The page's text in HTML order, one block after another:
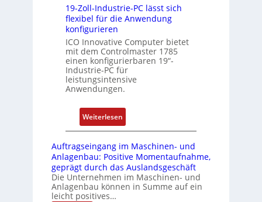
t
i
R
e
i
f
e
g
r
a
d
M
L
i
c
s
e
l
e
m
e
n
t
e
m
i
t
S
19-Zoll-Industrie-PC lässt sich
flexibel für die Anwendung
konfigurieren
ICO Innovative Computer bietet
mit dem Controlmaster 1785
einen konfigurierbaren 19“-
Industrie-PC für
leistungsintensive
Anwendungen.
Weiterlesen:
1
-
Z
o
l
Auftragseingang im Maschinen- und
Anlagenbau: Positive Momentaufnahme,
geprägt durch das Auslandsgeschäft
Die Unternehmen im Maschinen- und
Anlagenbau können in Summe auf ein
leicht positives…